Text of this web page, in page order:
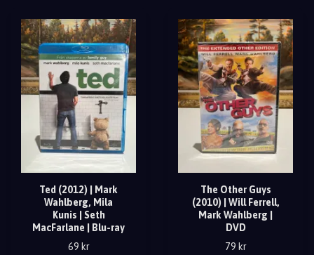
Ted (2012) | Mark
Wahlberg, Mila
Kunis | Seth
MacFarlane | Blu-ray
69 kr
The Other Guys
(2010) | Will Ferrell,
Mark Wahlberg |
DVD
79 kr